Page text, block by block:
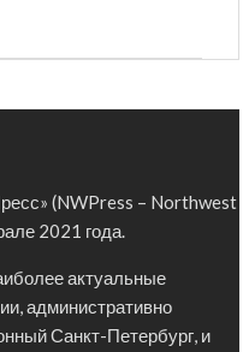
(NWPress – Northwest
2021 года.
актуальные
административно
Санкт-Петербург, и